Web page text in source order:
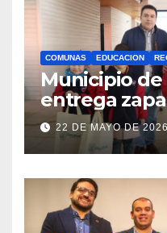
COMUNAS EDUCACION
Municipio
entrega
estudiantes
Royalty
22 DE MAYO DE 2026